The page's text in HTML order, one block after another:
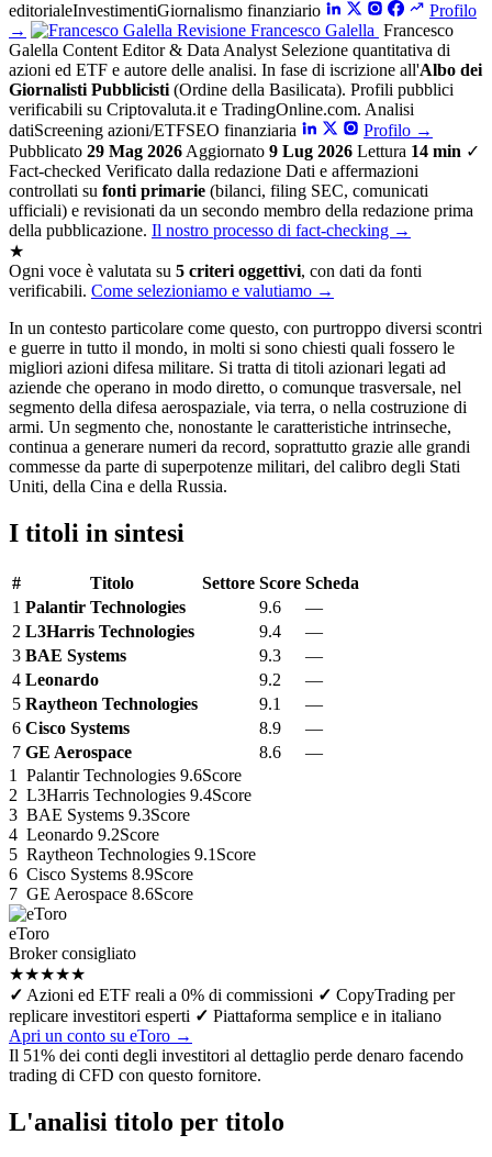
editorialeInvestimentiGiornalismo finanziario
Profilo
→
Revisione Francesco Galella Francesco
Galella Content Editor & Data Analyst Selezione quantitativa di
azioni ed ETF e autore delle analisi. In fase di iscrizione all'Albo dei
Giornalisti Pubblicisti (Ordine della Basilicata). Profili pubblici
verificabili su Criptovaluta.it e TradingOnline.com. Analisi
datiScreening azioni/ETFSEO finanziaria Profilo →
Pubblicato 29 Mag 2026 Aggiornato 9 Lug 2026 Lettura 14 min ✓
Fact-checked Verificato dalla redazione Dati e affermazioni
controllati su fonti primarie (bilanci, filing SEC, comunicati
ufficiali) e revisionati da un secondo membro della redazione prima
della pubblicazione. Il nostro processo di fact-checking →
★
Ogni voce è valutata su 5 criteri oggettivi, con dati da fonti
verificabili. Come selezioniamo e valutiamo →
In un contesto particolare come questo, con purtroppo diversi scontri
e guerre in tutto il mondo, in molti si sono chiesti quali fossero le
migliori azioni difesa militare. Si tratta di titoli azionari legati ad
aziende che operano in modo diretto, o comunque trasversale, nel
segmento della difesa aerospaziale, via terra, o nella costruzione di
armi. Un segmento che, nonostante le caratteristiche intrinseche,
continua a generare numeri da record, soprattutto grazie alle grandi
commesse da parte di superpotenze militari, del calibro degli Stati
Uniti, della Cina e della Russia.
I titoli in sintesi
# Titolo Settore Score Scheda
1 Palantir Technologies 9.6
—
2 L3Harris Technologies 9.4
—
3 BAE Systems 9.3
—
4 Leonardo 9.2
—
5 Raytheon Technologies 9.1
—
6 Cisco Systems 8.9
—
7 GE Aerospace 8.6
—
1
Palantir Technologies 9.6Score
2 L3Harris Technologies 9.4Score
3 BAE Systems 9.3Score
4 Leonardo 9.2Score
5 Raytheon Technologies 9.1 Score
6 Cisco Systems 8.9Score
7 GE Aerospace 8.6Score
eToro
Broker consigliato
★★★★★
✓ Azioni ed ETF reali a 0% di commissioni ✓ CopyTrading per
replicare investitori esperti ✓ Piattaforma semplice e in italiano
Apri un conto su eToro →
Il 51% dei conti degli investitori al dettaglio perde denaro facendo
trading di CFD con questo fornitore.
L'analisi titolo per titolo